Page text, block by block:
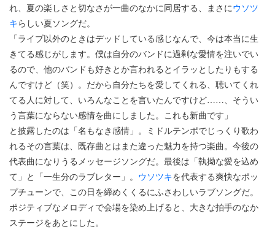
れ、夏の楽しさと切なさが一曲のなかに同居する、まさにウソツ
キらしい夏ソングだ。
「ライブ以外のときはデッドしている感じなんで、今は本当に生
きてる感じがします。僕は自分のバンドに過剰な愛情を注いでい
るので、他のバンドも好きとか言われるとイラッとしたりもする
んですけど（笑）。だから自分たちを愛してくれる、聴いてくれ
てる人に対して、いろんなことを言いたんですけど……、そうい
う言葉にならない感情を曲にしました。これも新曲です」
と披露したのは「名もなき感情」。ミドルテンポでじっくり歌わ
れるその言葉は、既存曲とはまた違った魅力を持つ楽曲。今後の
代表曲になりうるメッセージソングだ。最後は「執拗な愛を込め
て」と「一生分のラブレター」。 ウソツキを代表する爽快なポッ
プチューンで、この日を締めくくるにふさわしいラブソングだ。
ポジティブなメロディで会場を染め上げると、大きな拍手のなか
ステージをあとにした。